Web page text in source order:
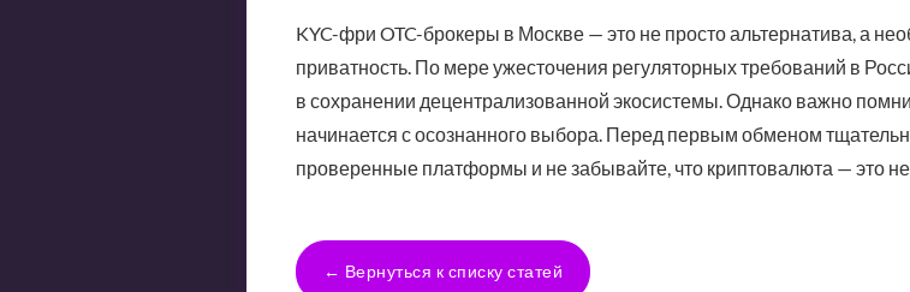
KYC-фри OTC-брокеры в Москве — это не просто альтернатива, а
приватность. По мере ужесточения регуляторных требований в
в сохранении децентрализованной экосистемы. Однако важно
начинается с осознанного выбора. Перед первым обменом
проверенные платформы и не забывайте, что криптовалюта — это не
← Вернуться к списку статей